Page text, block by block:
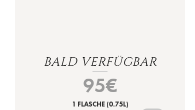
BALD VERFÜGBAR
95€
1 FLASCHE (0.75L)